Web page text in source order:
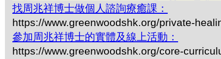
找周兆祥博士做個人諮詢療癒課：
https://www.greenwoodshk.org/private-
參加周兆祥博士的實體及線上活動：
https://www.greenwoodshk.org/core-